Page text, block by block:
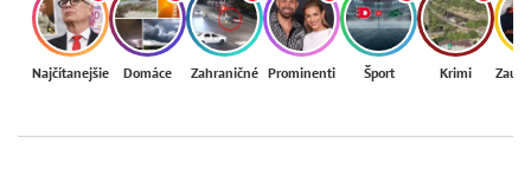
Najčítanejšie Domáce Zahraničné Prominenti Šport Krimi